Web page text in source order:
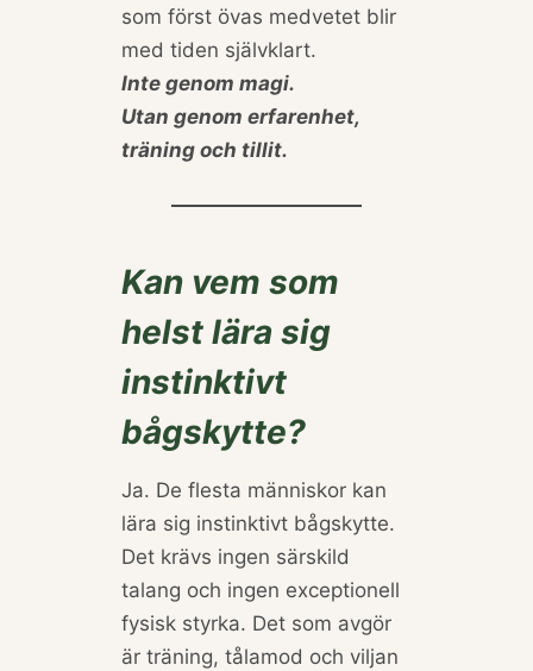
som först övas medvetet blir
med tiden självklart.
Inte genom magi.
Utan genom erfarenhet,
träning och tillit.
Kan vem som
helst lära sig
instinktivt
bågskytte?
Ja. De flesta människor kan
lära sig instinktivt bågskytte.
Det krävs ingen särskild
talang och ingen exceptionell
fysisk styrka. Det som avgör
är träning, tålamod och viljan